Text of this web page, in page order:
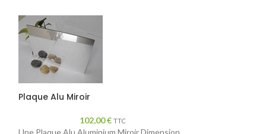
Plaque Alu Miroir
102,00€ TTC